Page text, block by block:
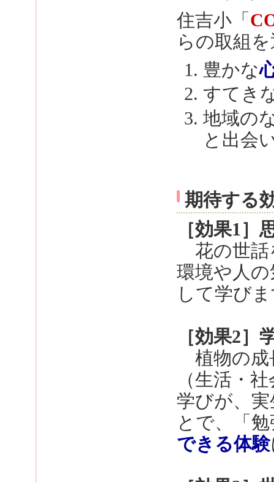
住吉小「
らの取組
豊かな
すてき
地域の
と出会
期待する
［効果1］
花の世話
環境や人
して学び
［効果2
植物の成
（生活・
学びが、
とで、「
できる体験